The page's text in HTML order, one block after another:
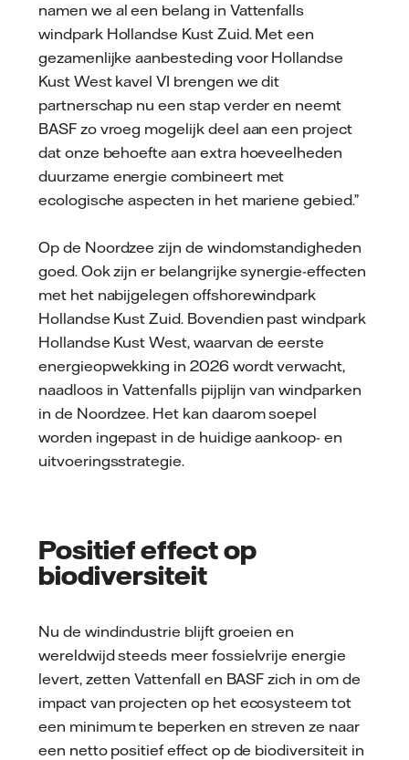
namen we al een belang in Vattenfalls
windpark Hollandse Kust Zuid. Met een
gezamenlijke aanbesteding voor Hollandse
Kust West kavel VI brengen we dit
partnerschap nu een stap verder en neemt
BASF zo vroeg mogelijk deel aan een project
dat onze behoefte aan extra hoeveelheden
duurzame energie combineert met
ecologische aspecten in het mariene gebied.”
Op de Noordzee zijn de windomstandigheden
goed. Ook zijn er belangrijke synergie-effecten
met het nabijgelegen offshorewindpark
Hollandse Kust Zuid. Bovendien past windpark
Hollandse Kust West, waarvan de eerste
energieopwekking in 2026 wordt verwacht,
naadloos in Vattenfalls pijplijn van windparken
in de Noordzee. Het kan daarom soepel
worden ingepast in de huidige aankoop- en
uitvoeringsstrategie.
Positief effect op
biodiversiteit
Nu de windindustrie blijft groeien en
wereldwijd steeds meer fossielvrije energie
levert, zetten Vattenfall en BASF zich in om de
impact van projecten op het ecosysteem tot
een minimum te beperken en streven ze naar
een netto positief effect op de biodiversiteit in